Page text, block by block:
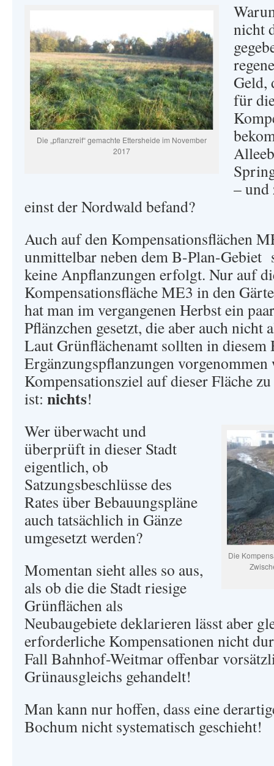
Die „pflanzreif“ gemachte Ettersheide im November
2017
nicht
Geld,
für
– und
einst der Nordwald befand?
Auch auf den Kompensationsflächen
unmittelbar neben dem B-Plan-Gebiet
keine Anpflanzungen erfolgt. Nur auf
Kompensationsfläche ME3 in den
hat man im vergangenen Herbst ein
Pflänzchen gesetzt, die aber auch nicht
Laut Grünflächenamt sollten in diesem
Ergänzungspflanzungen vorgenommen
Kompensationsziel auf dieser Fläche
ist: nichts!
Die
Wer überwacht und
überprüft in dieser Stadt
eigentlich, ob
Satzungsbeschlüsse des
Rates über Bebauungspläne
auch tatsächlich in Gänze
umgesetzt werden?
Momentan sieht alles so aus,
als ob die die Stadt riesige
Grünflächen als
Neubaugebiete deklarieren lässt aber
erforderliche Kompensationen nicht
Fall Bahnhof-Weitmar offenbar
Grünausgleichs gehandelt!
Man kann nur hoffen, dass eine
Bochum nicht systematisch geschieht!